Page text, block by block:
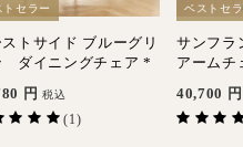
トセラー
トサイド ブルーグリ
ダイニングチェア *
円 税込
(1)
ベストセ
サンフラ
アームチ
40,700 円